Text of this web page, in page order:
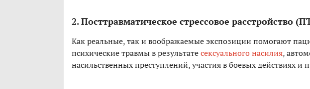
2. Посттравматическое стрессовое расстройство
Как реальные, так и воображаемые экспозиции помогают
психические травмы в результатесексуального насилия,
насильственных преступлений, участия в боевых действиях и